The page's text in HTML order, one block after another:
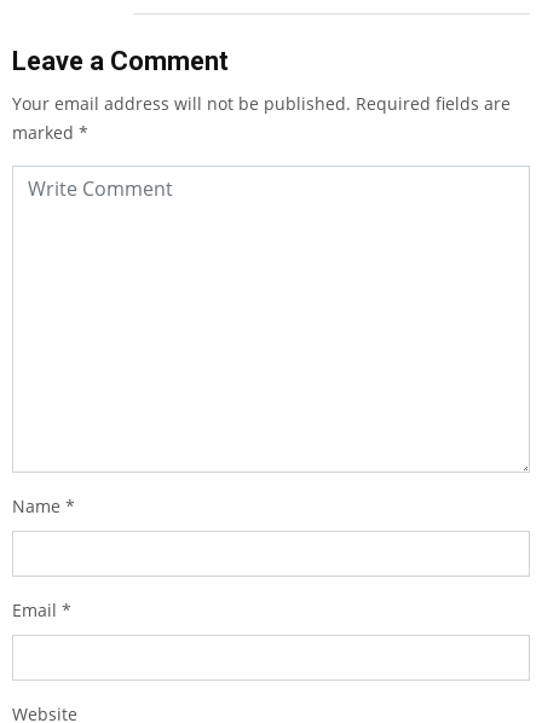
Leave a Comment
Your email address will not be published. Required fields are
marked *
Name *
Email *
Website